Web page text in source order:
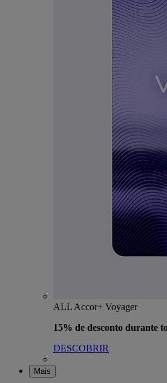
ALL Accor+ Voyager
15% de desconto durante
DESCOBRIR
Mais